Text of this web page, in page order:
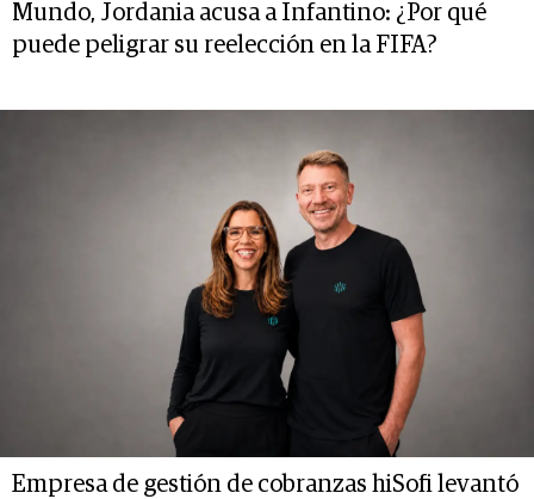
Mundo, Jordania acusa a Infantino: ¿Por qué
puede peligrar su reelección en la FIFA?
Empresa de gestión de cobranzas hiSofi levantó